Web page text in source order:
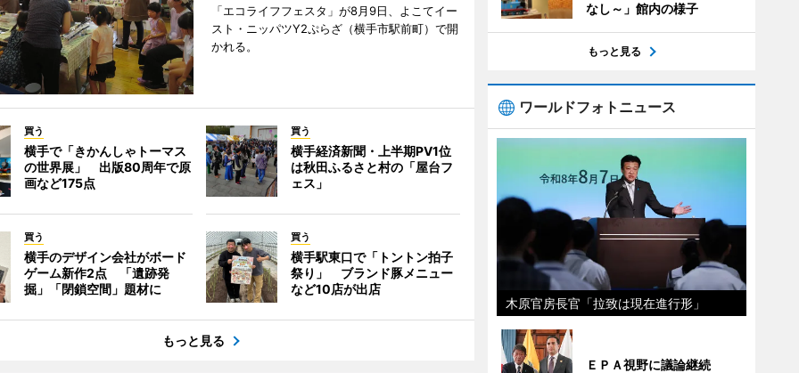
「エコライフフェスタ」が8月9日、よこてイー
スト・ニッパツY2ぷらざ（横手市駅前町）で開
かれる。
買う
横手で「きかんしゃトーマス
の世界展」 出版80周年で原
画など175点
買う
横手経済新聞・上半期PV1位
は秋田ふるさと村の「屋台フ
ェス」
買う
横手のデザイン会社がボード
ゲーム新作2点 「遺跡発
掘」「閉鎖空間」題材に
買う
横手駅東口で「トントン拍子
祭り」 ブランド豚メニュー
など10店が出店
もっと見る
なし～」館内の様子
もっと見る
ワールドフォトニュース
木原官房長官「拉致は現在進行形」
ＥＰＡ視野に議論継続